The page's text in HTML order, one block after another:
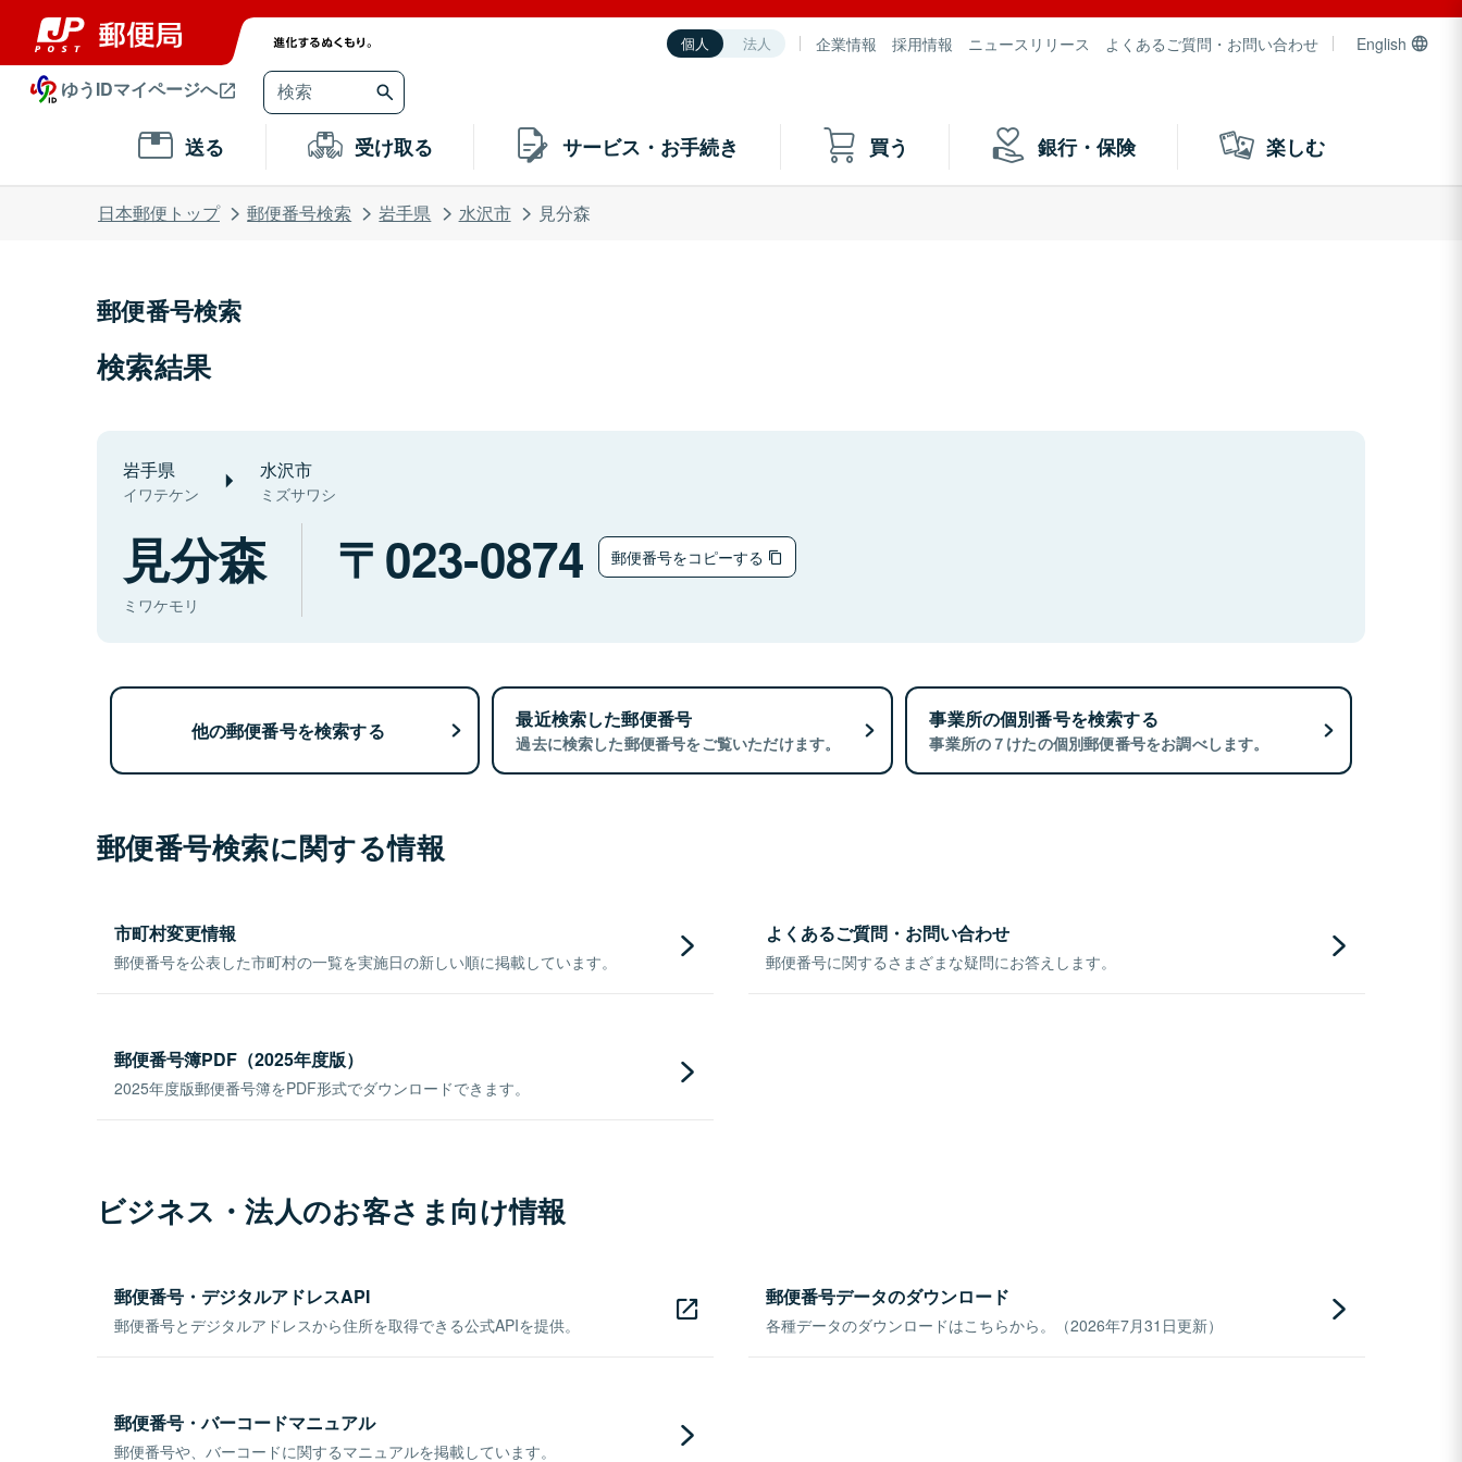
個人 法人 企業情報 採用情報 ニュースリリース よくあるご質問・お問い合わせ English
ゆうIDマイページへ
送る 受け取る サービス・お手続き 買う 銀行・保険 楽しむ
日本郵便トップ 郵便番号検索 岩手県 水沢市 見分森
郵便番号検索
検索結果
岩手県
イワテケン
水沢市
ミズサワシ
見分森
ミワケモリ
023-0874 郵便番号をコピーする
他の郵便番号を検索する 最近検索した郵便番号
過去に検索した郵便番号をご覧いただけます。
事業所の個別番号を検索する
事業所の７けたの個別郵便番号をお調べします。
郵便番号検索に関する情報
市町村変更情報
郵便番号を公表した市町村の一覧を実施日の新しい順に掲載しています。
よくあるご質問・お問い合わせ
郵便番号に関するさまざまな疑問にお答えします。
郵便番号簿PDF（2025年度版）
2025年度版郵便番号簿をPDF形式でダウンロードできます。
ビジネス・法人のお客さま向け情報
郵便番号・デジタルアドレスAPI
郵便番号とデジタルアドレスから住所を取得できる公式APIを提供。
郵便番号データのダウンロード
各種データのダウンロードはこちらから。（2026年7月31日更新）
郵便番号・バーコードマニュアル
郵便番号や、バーコードに関するマニュアルを掲載しています。